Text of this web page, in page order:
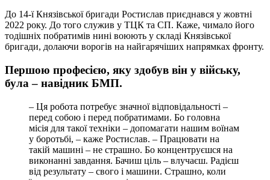
До 14-ї Князівської бригади Ростислав приєднався у жовтні
2022 року. До того служив у ТЦК та СП. Каже, чимало його
тодішніх побратимів нині воюють у складі Князівської
бригади, долаючи ворогів на найгарячіших напрямках фронту.
Першою професією, яку здобув він у війську,
була – навідник БМП.
– Ця робота потребує значної відповідальності –
перед собою і перед побратимами. Бо головна
місія для такої техніки – допомагати нашим воїнам
у боротьбі, – каже Ростислав. – Працювати на
такій машині – не страшно. Бо концентруєшся на
виконанні завдання. Бачиш ціль – влучаєш. Радієш
від результату – свого і машини. Страшно, коли